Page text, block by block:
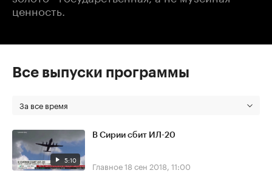
ценность.
Все выпуски программы
За все время
5:10
В Сирии сбит ИЛ-20
Главное18 сен 2018, 11:00